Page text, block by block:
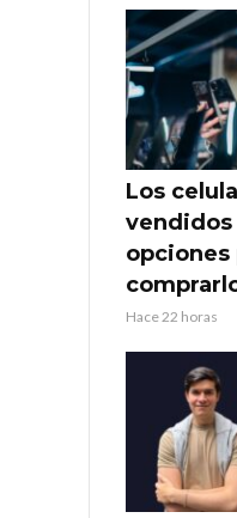
Los
vendidos
opciones
Hace 22 horas